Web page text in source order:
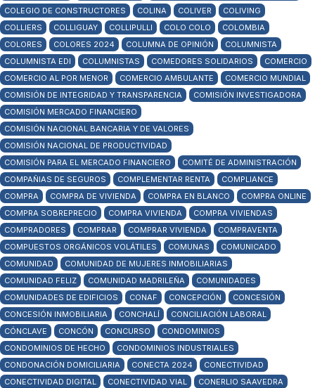
COLEGIO DE CONSTRUCTORES
COLINA COLIVER
COLIVING
COLLIERS
COLLIGUAY COLLIPULLI COLO COLO
COLOMBIA
COLORES
COLORES 2024 COLUMNA DE OPINIÓN
COLUMNISTA
COLUMNISTA EDI
COLUMNISTAS COMEDORES SOLIDARIOS
COMERCIO
COMERCIO AL POR MENOR
COMERCIO AMBULANTE
COMERCIO MUNDIAL
COMISIÓN DE INTEGRIDAD Y TRANSPARENCIA
COMISIÓN INVESTIGADORA
COMISIÓN MERCADO FINANCIERO
COMISIÓN NACIONAL BANCARIA Y DE VALORES
COMISIÓN NACIONAL DE PRODUCTIVIDAD
COMISIÓN PARA EL MERCADO FINANCIERO
COMITÉ DE ADMINISTRACIÓN
COMPAÑIAS DE SEGUROS
COMPLEMENTAR RENTA
COMPLIANCE
COMPRA
COMPRA DE VIVIENDA COMPRA EN BLANCO
COMPRA ONLINE
COMPRA SOBREPRECIO
COMPRA VIVIENDA
COMPRA VIVIENDAS
COMPRADORES
COMPRAR COMPRAR VIVIENDA
COMPRAVENTA
COMPUESTOS ORGÁNICOS VOLÁTILES
COMUNAS
COMUNICADO
COMUNIDAD
COMUNIDAD DE MUJERES INMOBILIARIAS
COMUNIDAD FELIZ
COMUNIDAD MADRILEÑA
COMUNIDADES
COMUNIDADES DE EDIFICIOS
CONAF CONCEPCIÓN
CONCESIÓN
CONCESIÓN INMOBILIARIA
CONCHALÍ
CONCILIACIÓN LABORAL
CÓNCLAVE
CONCÓN CONCURSO
CONDOMINIOS
CONDOMINIOS DE HECHO
CONDOMINIOS INDUSTRIALES
CONDONACIÓN DOMICILIARIA
CONECTA 2024
CONECTIVIDAD
CONECTIVIDAD DIGITAL
CONECTIVIDAD VIAL
CONERLIO SAAVEDRA